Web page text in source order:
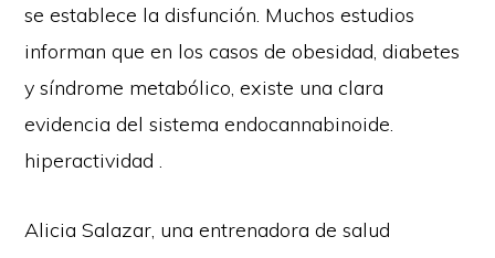
se establece la disfunción. Muchos estudios
informan que en los casos de obesidad, diabetes
y síndrome metabólico, existe una clara
evidencia delsistema endocannabinoide.
hiperactividad .
Alicia Salazar, una entrenadora de salud